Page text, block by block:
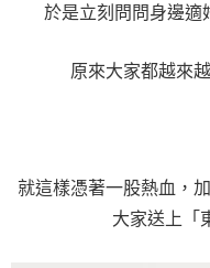
於是立刻問問身邊適
原來大家都越來
就這樣憑著一股熱血，
大家送上「